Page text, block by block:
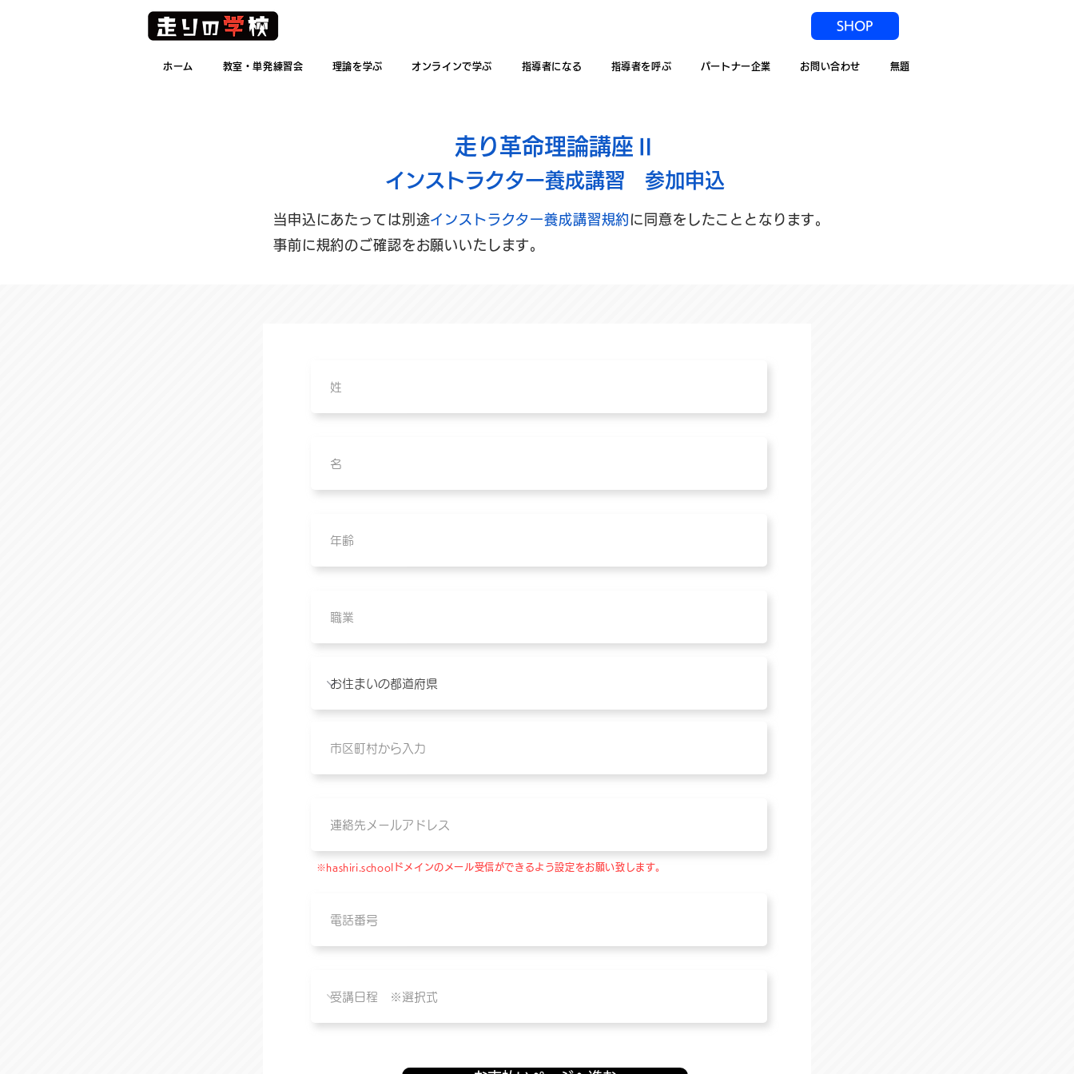
SHOP
ホーム 教室・単発練習会 理論を学ぶ オンラインで学ぶ 指導者になる 指導者を呼ぶ パートナー企業 お問い合わせ 無題
インストラクター養成講習 参加申込
走り革命理論講座Ⅱ
当申込にあたっては別途インストラクター養成講習規約 に同意をしたこととなります。
事前に規約のご確認をお願いいたします。
※hashiri.schoolドメインのメール受信ができるよう設定をお願い致します。